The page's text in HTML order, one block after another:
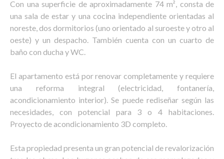
Con una superficie de aproximadamente 74 m², consta de
una sala de estar y una cocina independiente orientadas al
noreste, dos dormitorios (uno orientado al suroeste y otro al
oeste) y un despacho. También cuenta con un cuarto de
baño con ducha y WC.
El apartamento está por renovar completamente y requiere
una reforma integral (electricidad, fontanería,
acondicionamiento interior). Se puede rediseñar según las
necesidades, con potencial para 3 o 4 habitaciones.
Proyecto de acondicionamiento 3D completo.
Esta propiedad presenta un gran potencial de revalorización